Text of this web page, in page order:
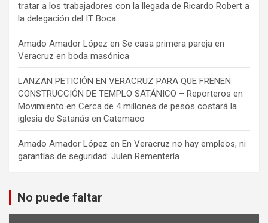
tratar a los trabajadores con la llegada de Ricardo Robert a
la delegación del IT Boca
Amado Amador López en Se casa primera pareja en
Veracruz en boda masónica
LANZAN PETICIÓN EN VERACRUZ PARA QUE FRENEN
CONSTRUCCIÓN DE TEMPLO SATÁNICO – Reporteros en
Movimiento en Cerca de 4 millones de pesos costará la
iglesia de Satanás en Catemaco
Amado Amador López en En Veracruz no hay empleos, ni
garantías de seguridad: Julen Rementería
No puede faltar